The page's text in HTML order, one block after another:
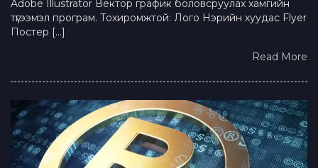
Adobe Illustrator Вектор график боловсруулах хамгийн
түгээмэл програм. Тохиромжтой: Лого Нэрийн хуудас Flyer
Постер […]
Read More